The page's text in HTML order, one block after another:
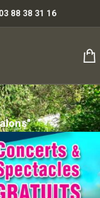
88 38 31 16